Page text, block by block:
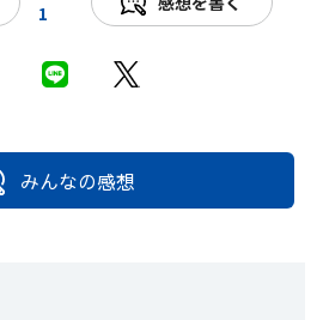
1
みんなの感想